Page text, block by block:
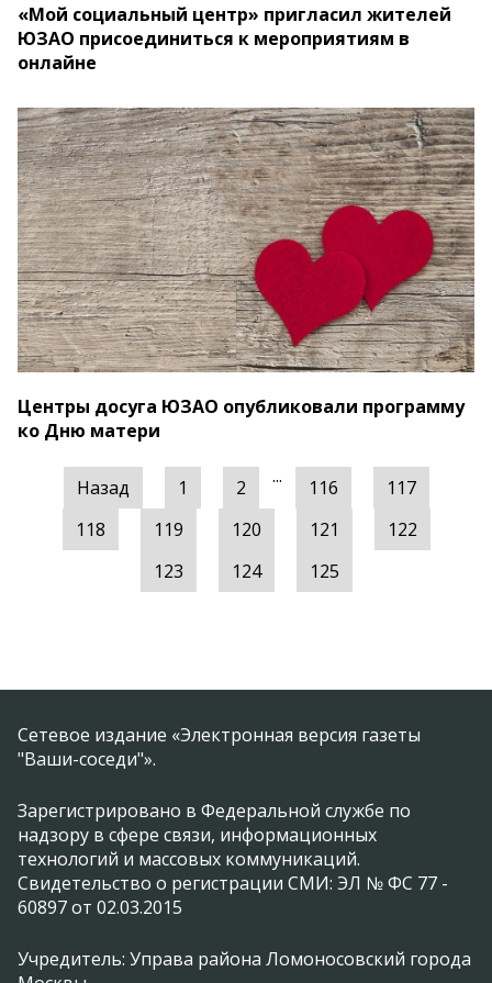
«Мой социальный центр» пригласил жителей
ЮЗАО присоединиться к мероприятиям в
онлайне
Центры досуга ЮЗАО опубликовали программу
ко Дню матери
Назад 1 2 ... 116
117
118
119 120 121
122
123
124 125
Сетевое издание «Электронная версия газеты
"Ваши-соседи"».
Зарегистрировано в Федеральной службе по
надзору в сфере связи, информационных
технологий и массовых коммуникаций.
Свидетельство о регистрации СМИ: ЭЛ № ФС 77 -
60897 от 02.03.2015
Учредитель: Управа района Ломоносовский города